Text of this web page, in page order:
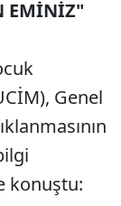
EMİNİZ"
Genel
konuştu: